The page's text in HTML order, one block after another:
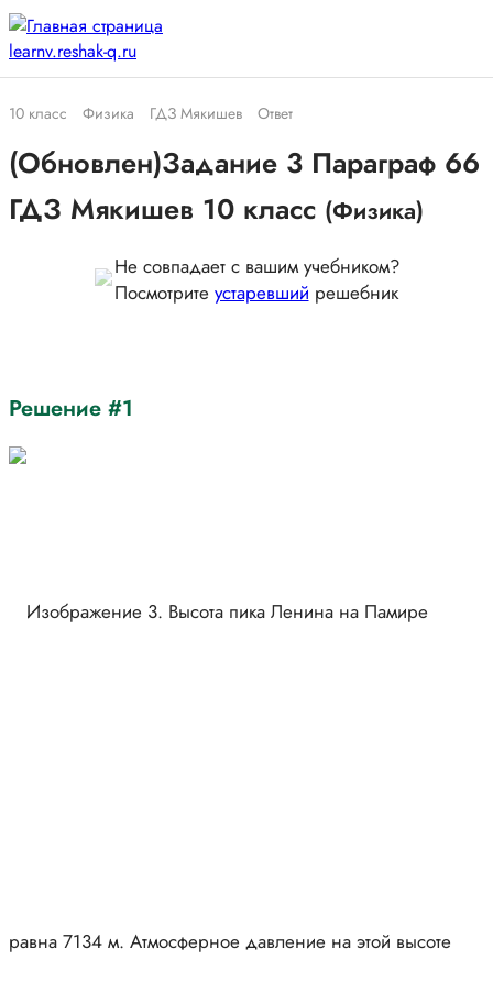
10 класс Физика ГДЗ Мякишев Ответ
(Обновлен)Задание 3 Параграф 66
ГДЗ Мякишев 10 класс (Физика)
Не совпадает с вашим учебником?
Посмотрите устаревший решебник
Решение #1